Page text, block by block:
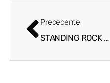
Precedente
STANDING ROCK TRIONFA ALLA 41ª SNOW POLO WORLD CUP DI ST. MORITZ